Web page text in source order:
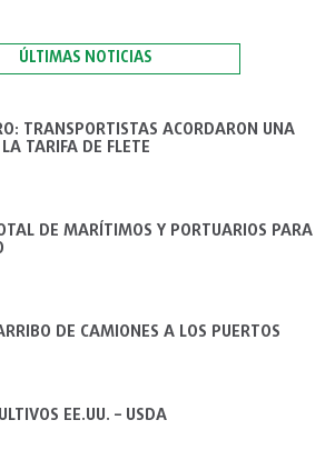
ÚLTIMAS NOTICIAS
TRANSPORTISTAS ACORDARON UNA
TARIFA DE FLETE
DE MARÍTIMOS Y PORTUARIOS PARA
DE CAMIONES A LOS PUERTOS
EE.UU. – USDA